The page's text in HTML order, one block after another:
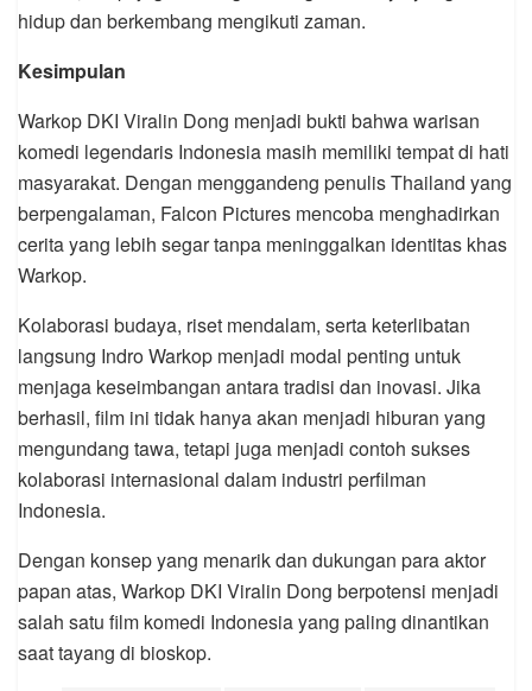
hidup dan berkembang mengikuti zaman.
Kesimpulan
Warkop DKI Viralin Dong menjadi bukti bahwa warisan
komedi legendaris Indonesia masih memiliki tempat di hati
masyarakat. Dengan menggandeng penulis Thailand yang
berpengalaman, Falcon Pictures mencoba menghadirkan
cerita yang lebih segar tanpa meninggalkan identitas khas
Warkop.
Kolaborasi budaya, riset mendalam, serta keterlibatan
langsung Indro Warkop menjadi modal penting untuk
menjaga keseimbangan antara tradisi dan inovasi. Jika
berhasil, film ini tidak hanya akan menjadi hiburan yang
mengundang tawa, tetapi juga menjadi contoh sukses
kolaborasi internasional dalam industri perfilman
Indonesia.
Dengan konsep yang menarik dan dukungan para aktor
papan atas, Warkop DKI Viralin Dong berpotensi menjadi
salah satu film komedi Indonesia yang paling dinantikan
saat tayang di bioskop.